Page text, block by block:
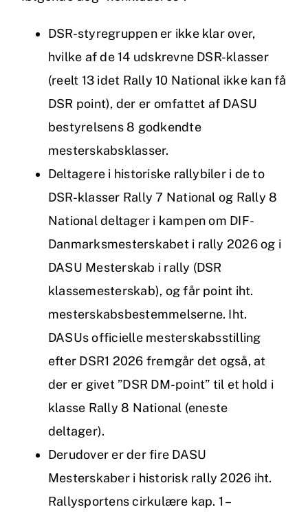
DSR-styregruppen er ikke klar over,
hvilke af de 14 udskrevne DSR-klasser
(reelt 13 idet Rally 10 National ikke kan få
DSR point), der er omfattet af DASU
bestyrelsens 8 godkendte
mesterskabsklasser.
Deltagere i historiske rallybiler i de to
DSR-klasser Rally 7 National og Rally 8
National deltager i kampen om DIF-
Danmarksmesterskabet i rally 2026 og i
DASU Mesterskab i rally (DSR
klassemesterskab), og får point iht.
mesterskabsbestemmelserne. Iht.
DASUs officielle mesterskabsstilling
efter DSR1 2026 fremgår det også, at
der er givet ”DSR DM-point” til et hold i
klasse Rally 8 National (eneste
deltager).
Derudover er der fire DASU
Mesterskaber i historisk rally 2026 iht.
Rallysportens cirkulære kap. 1 –